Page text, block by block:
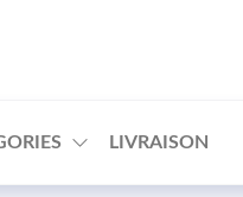
LIVRAISON